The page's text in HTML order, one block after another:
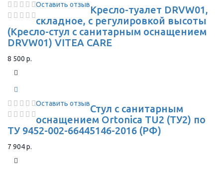
Оставить отзывКресло-туалет DRVW01,
складное, с регулировкой высоты
(Кресло-стул с санитарным оснащением
DRVW01) VITEA CARE
8 500 р.
Оставить отзывСтул с санитарным
оснащением Ortonica TU2 (ТУ2) по
ТУ 9452-002-66445146-2016 (РФ)
7 904 р.